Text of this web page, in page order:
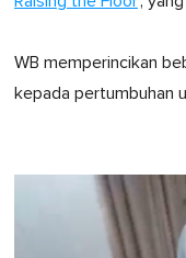
WB memperincikan
kepada pertumbuhan